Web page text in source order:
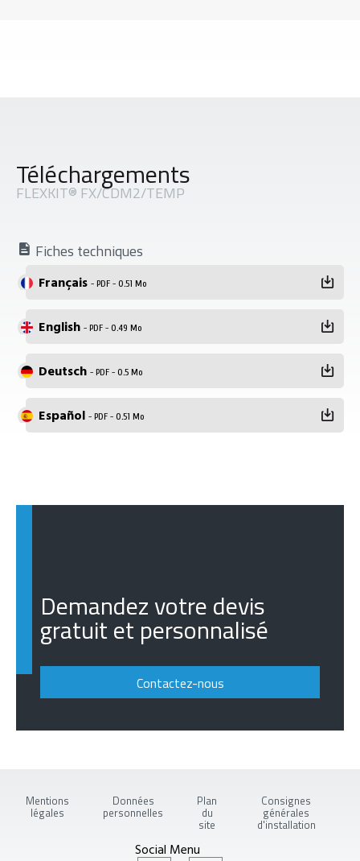
Téléchargements
FLEXKIT® FX/CDM2/TEMP
Fiches techniques
Français - PDF - 0.51 Mo
English - PDF - 0.49 Mo
Deutsch - PDF - 0.5 Mo
Español - PDF - 0.51 Mo
Demandez votre devis
gratuit et personnalisé
Contactez-nous
Mentions
légales
Données
personnelles
Plan
du
site
Consignes
générales
d'installation
Social Menu